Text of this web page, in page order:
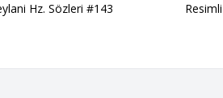
Hz. Sözleri #143